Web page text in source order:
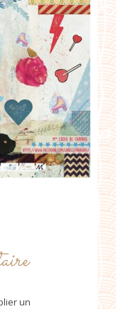
un